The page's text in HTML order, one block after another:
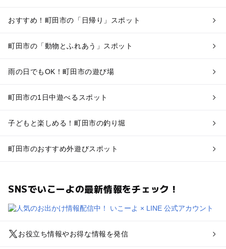
おすすめ！町田市の「日帰り」スポット
町田市の「動物とふれあう」スポット
雨の日でもOK！町田市の遊び場
町田市の1日中遊べるスポット
子どもと楽しめる！町田市の釣り堀
町田市のおすすめ外遊びスポット
SNSでいこーよの最新情報をチェック！
お役立ち情報やお得な情報を発信